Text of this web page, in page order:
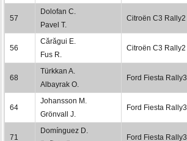
57
Dolofan C.
Pavel T.
Citroën C3 Rally2
56
Cărăgui E.
Fus R.
Citroën C3 Rally2
68
Türkkan A.
Albayrak O.
Ford Fiesta Rally3
64
Johansson M.
Grönvall J.
Ford Fiesta Rally3
71
Domínguez D.
Ford Fiesta Rally3